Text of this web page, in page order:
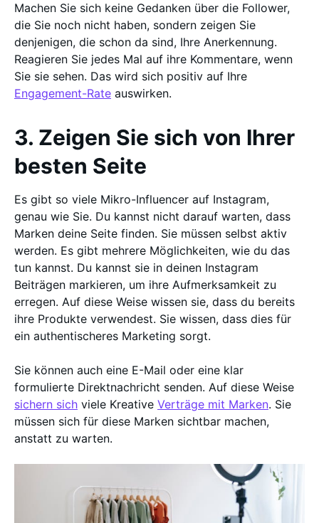
Machen Sie sich keine Gedanken über die Follower,
die Sie noch nicht haben, sondern zeigen Sie
denjenigen, die schon da sind, Ihre Anerkennung.
Reagieren Sie jedes Mal auf ihre Kommentare, wenn
Sie sie sehen. Das wird sich positiv auf Ihre
Engagement-Rate auswirken.
3. Zeigen Sie sich von Ihrer
besten Seite
Es gibt so viele Mikro-Influencer auf Instagram,
genau wie Sie. Du kannst nicht darauf warten, dass
Marken deine Seite finden. Sie müssen selbst aktiv
werden. Es gibt mehrere Möglichkeiten, wie du das
tun kannst. Du kannst sie in deinen Instagram
Beiträgen markieren, um ihre Aufmerksamkeit zu
erregen. Auf diese Weise wissen sie, dass du bereits
ihre Produkte verwendest. Sie wissen, dass dies für
ein authentischeres Marketing sorgt.
Sie können auch eine E-Mail oder eine klar
formulierte Direktnachricht senden. Auf diese Weise
sichern sich viele Kreative Verträge mit Marken. Sie
müssen sich für diese Marken sichtbar machen,
anstatt zu warten.